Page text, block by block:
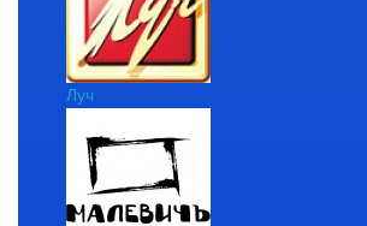
Луч